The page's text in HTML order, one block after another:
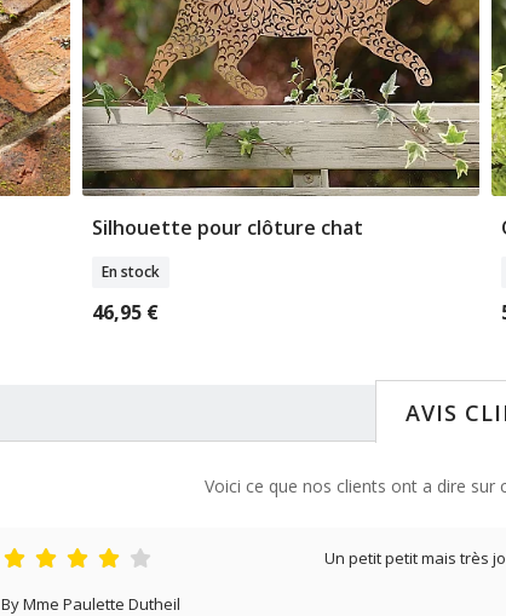
Ajouter Au Panier
Silhouette pour clôture chat
En stock
46,95 €
AVIS
Voici ce que nos clients ont a dire sur
By Mme Paulette Dutheil
Un petit petit mais très